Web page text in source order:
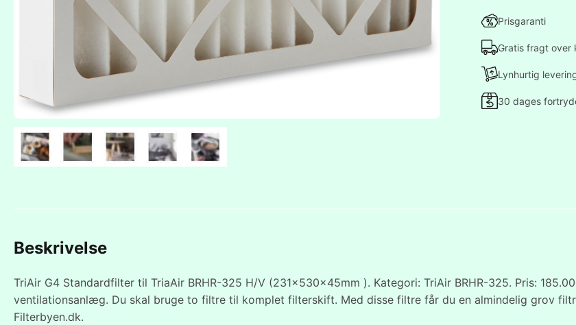
Prisgaranti
Gratis fragt over
Lynhurtig
30 dages
Beskrivelse
TriAir G4 Standardfilter til TriaAir BRHR-325 H/V (231x530x45mm ). Kategori: TriAir BRHR-325. Pris:
ventilationsanlæg. Du skal bruge to filtre til komplet filterskift. Med disse filtre får du en almindelig grov
Filterbyen.dk.